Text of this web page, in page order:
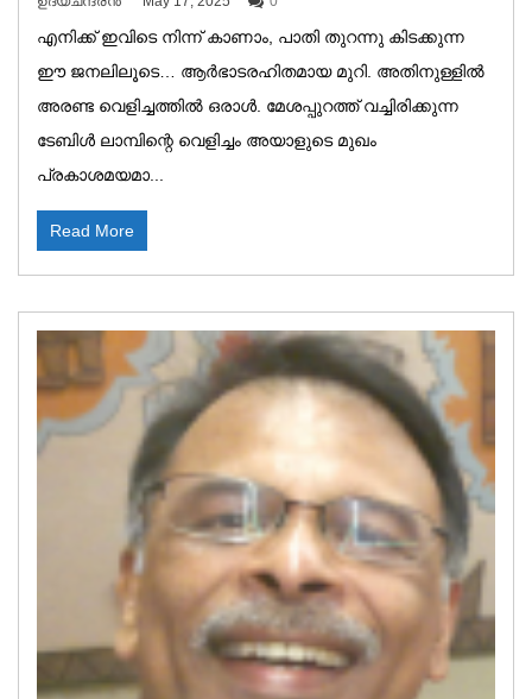
എനിക്ക് ഇവിടെ നിന്ന് കാണാം, പാതി തുറന്നു കിടക്കുന്ന
ഈ ജനലിലൂടെ… ആർഭാടരഹിതമായ മുറി. അതിനുള്ളിൽ
അരണ്ട വെളിച്ചത്തിൽ ഒരാൾ. മേശപ്പുറത്ത് വച്ചിരിക്കുന്ന
ടേബിൾ ലാമ്പിന്റെ വെളിച്ചം അയാളുടെ മുഖം
പ്രകാശമയമാ...
Read More